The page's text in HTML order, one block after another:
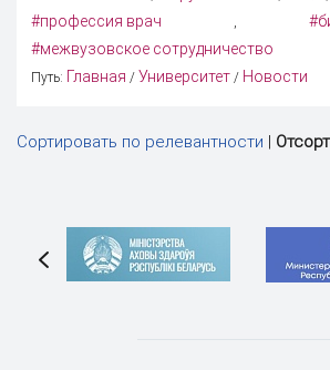
#профессия врач ,
#межвузовское сотрудничество
Путь: Главная / Университет / Новости
Сортировать по релевантности |